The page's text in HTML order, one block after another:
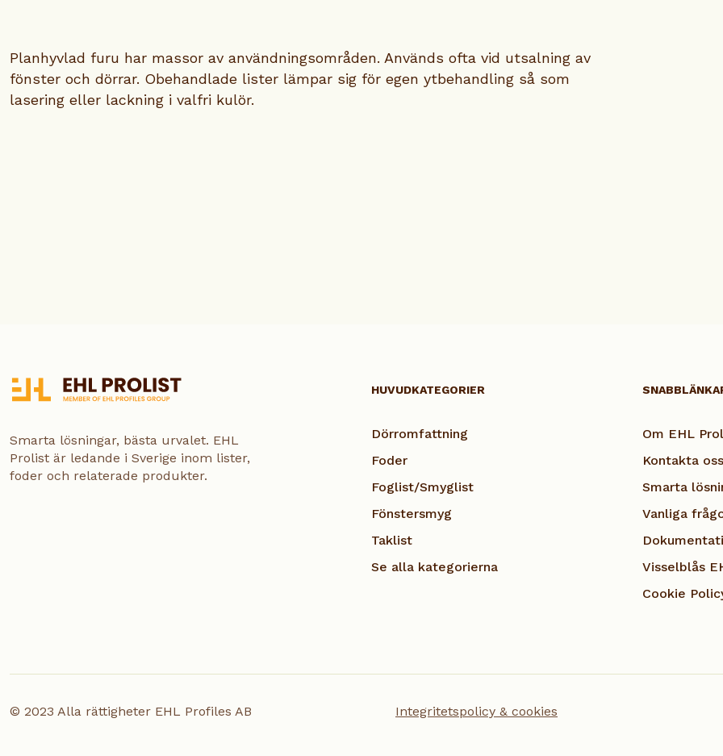
Planhyvlad furu har massor av användningsområden. Används ofta vid utsalning av
fönster och dörrar. Obehandlade lister lämpar sig för egen ytbehandling så som
lasering eller lackning i valfri kulör.
Smarta lösningar, bästa urvalet. EHL
Prolist är ledande i Sverige inom lister,
foder och relaterade produkter.
HUVUDKATEGORIER
Dörromfattning
Foder
Foglist/Smyglist
Fönstersmyg
Taklist
Se alla kategorierna
Om EHL
Kontakta oss
Smarta
Vanliga
Visselblås
Cookie
© 2023 Alla rättigheter EHL Profiles AB Integritetspolicy & cookies